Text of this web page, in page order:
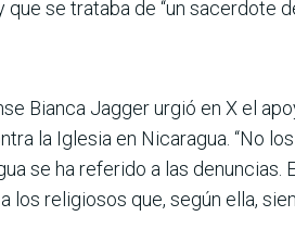
se trataba de “un sacerdote
Bianca Jagger urgió en X el
la Iglesia en Nicaragua. “No
se ha referido a las
los religiosos que, según ella,